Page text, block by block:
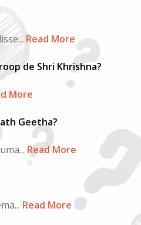
Read More
de Shri Khrishna?
More
Geetha?
Read More
Read More